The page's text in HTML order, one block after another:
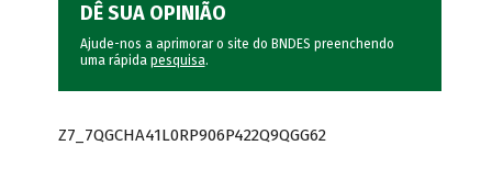
DÊ SUA OPINIÃO
Ajude-nos a aprimorar o site do BNDES preenchendo
uma rápida pesquisa.
Z7_7QGCHA41L0RP906P422Q9QGG62